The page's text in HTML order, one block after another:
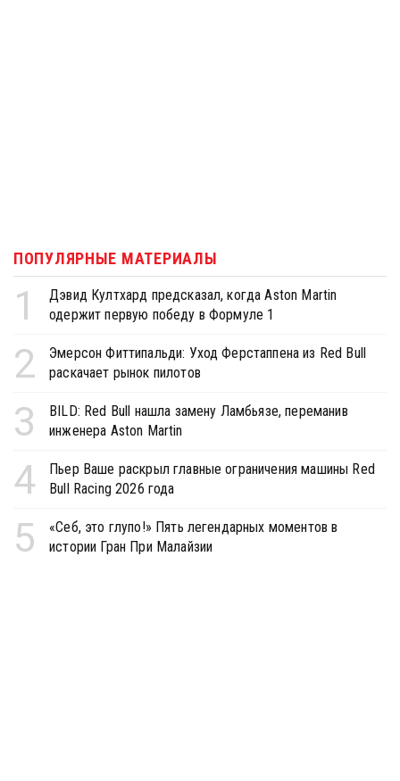
ПОПУЛЯРНЫЕ МАТЕРИАЛЫ
1
Дэвид Култхард предсказал, когда Aston Martin
одержит первую победу в Формуле 1
2
Эмерсон Фиттипальди: Уход Ферстаппена из Red Bull
раскачает рынок пилотов
3
BILD: Red Bull нашла замену Ламбьязе, переманив
инженера Aston Martin
4
Пьер Ваше раскрыл главные ограничения машины Red
Bull Racing 2026 года
5
«Себ, это глупо!» Пять легендарных моментов в
истории Гран При Малайзии